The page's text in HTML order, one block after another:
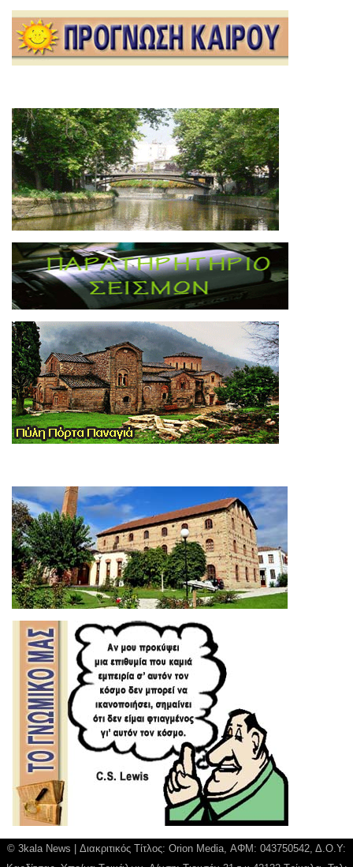
© 3kala News | Διακριτικός Τίτλος: Orion Media, ΑΦΜ: 043750542, Δ.Ο.Υ: